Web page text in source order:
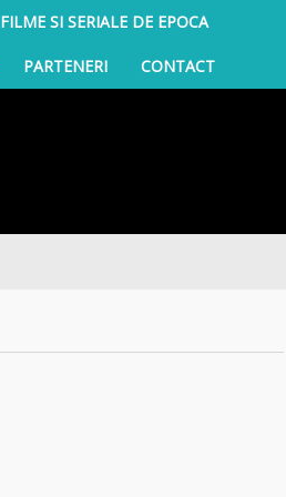
FILME SI SERIALE DE EPOCA
PARTENERI CONTACT